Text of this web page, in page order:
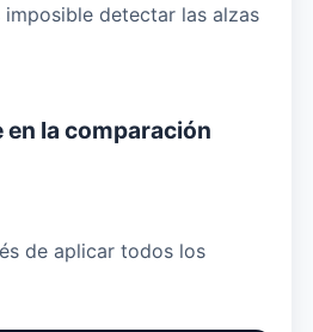
detectar las alzas
la comparación
de aplicar todos los